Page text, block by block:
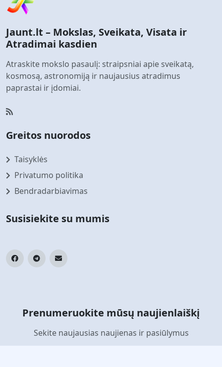
Jaunt.lt – Mokslas, Sveikata, Visata ir
Atradimai kasdien
Atraskite mokslo pasaulį: straipsniai apie sveikatą,
kosmosą, astronomiją ir naujausius atradimus
paprastai ir įdomiai.
Greitos nuorodos
Taisyklės
Privatumo politika
Bendradarbiavimas
Susisiekite su mumis
Prenumeruokite mūsų naujienlaiškį
Sekite naujausias naujienas ir pasiūlymus